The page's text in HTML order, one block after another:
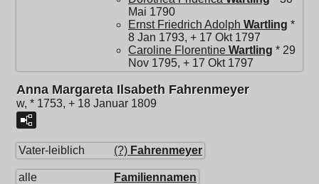
Mai 1790
Ernst Friedrich Adolph Wartling *
8 Jan 1793, + 17 Okt 1797
Caroline Florentine Wartling * 29
Nov 1795, + 17 Okt 1797
Anna Margareta Ilsabeth Fahrenmeyer
w, * 1753, + 18 Januar 1809
Vater-leiblich (?) Fahrenmeyer
alle Familiennamen